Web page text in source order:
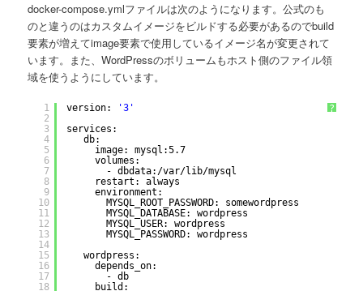
docker-compose.ymlファイルは次のようになります。公式のも
のと違うのはカスタムイメージをビルドする必要があるのでbuild
要素が増えてimage要素で使用しているイメージ名が変更されて
います。また、WordPressのボリュームもホスト側のファイル領
域を使うようにしています。
?
1
2
3
4
5
6
7
8
9
10
11
12
13
14
15
16
17
18
version:
'3'
services:
db:
image: mysql:5.7
volumes:
- dbdata: /var/lib/mysql
restart: always
environment:
MYSQL_ROOT_PASSWORD: somewordpress
MYSQL_DATABASE: wordpress
MYSQL_USER: wordpress
MYSQL_PASSWORD: wordpress
wordpress:
depends_on:
- db
build: